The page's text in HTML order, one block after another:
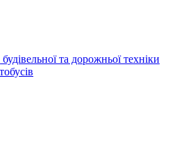
та дорожньої техніки